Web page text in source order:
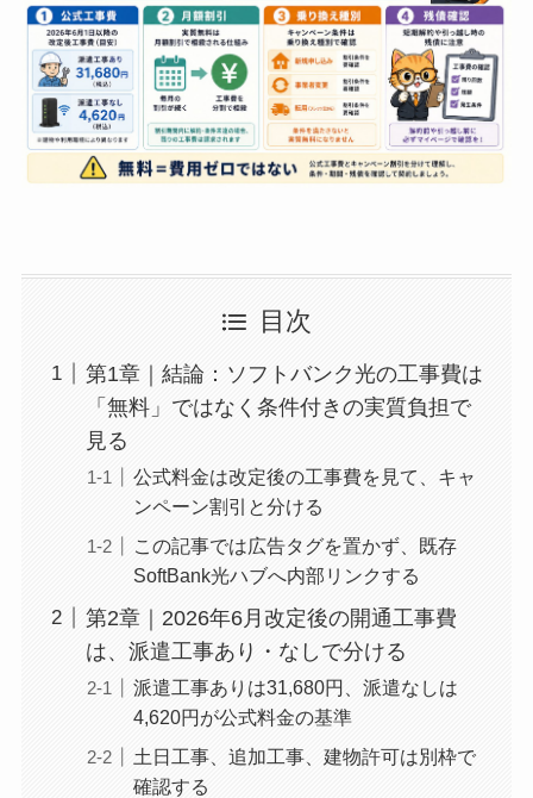
目次
第1章｜結論：ソフトバンク光の工事費は
「無料」ではなく条件付きの実質負担で
見る
公式料金は改定後の工事費を見て、キャ
ンペーン割引と分ける
この記事では広告タグを置かず、既存
SoftBank光ハブへ内部リンクする
第2章｜2026年6月改定後の開通工事費
は、派遣工事あり・なしで分ける
派遣工事ありは31,680円、派遣なしは
4,620円が公式料金の基準
土日工事、追加工事、建物許可は別枠で
確認する